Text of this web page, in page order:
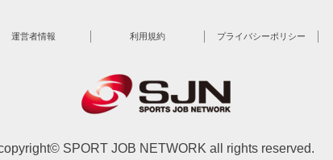
運営者情報 利用規約 プライバシーポリシー
SPORT JOB NETWORK all rights reserved.